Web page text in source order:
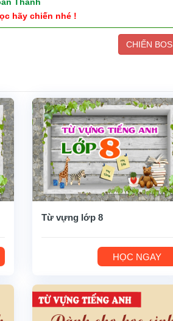
hãy chiến nhé !
CHIẾN
Từ vựng lớp 8
HỌC NGAY